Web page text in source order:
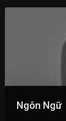
Ngôn Ngữ